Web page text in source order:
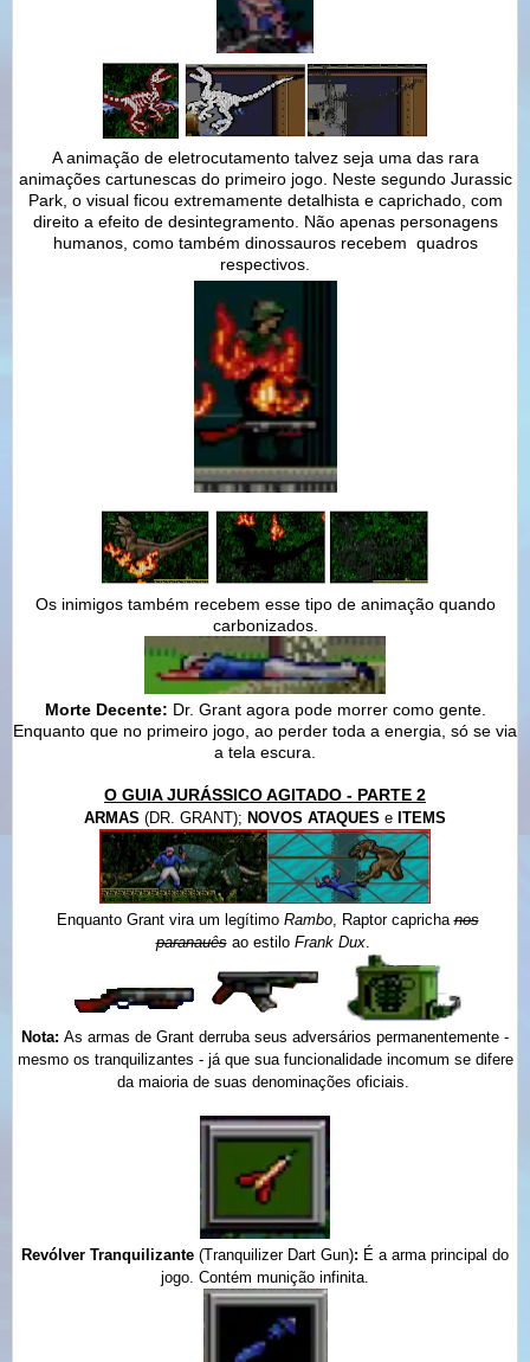
A animação de eletrocutamento talvez seja uma das rara
animações cartunescas do primeiro jogo. Neste segundo Jurassic
Park, o visual ficou extremamente detalhista e caprichado, com
direito a efeito de desintegramento. Não apenas personagens
humanos, como também dinossauros recebem quadros
respectivos.
Os inimigos também recebem esse tipo de animação quando
carbonizados.
Morte Decente: Dr. Grant agora pode morrer como gente.
Enquanto que no primeiro jogo, ao perder toda a energia, só se via
a tela escura.
O GUIA JURÁSSICO AGITADO - PARTE 2
ARMAS (DR. GRANT); NOVOS ATAQUES e ITEMS
Enquanto Grant vira um legítimo Rambo, Raptor caprichanos
paranauêsao estilo Frank Dux.
Nota: As armas de Grant derruba seus adversários permanentemente -
mesmo os tranquilizantes - já que sua funcionalidade incomum se difere
da maioria de suas denominações oficiais.
Revólver Tranquilizante (Tranquilizer Dart Gun): É a arma principal do
jogo. Contém munição infinita.